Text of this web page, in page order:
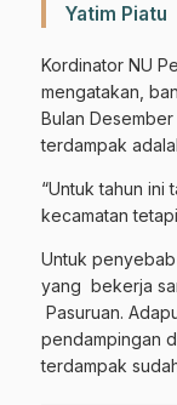
Yatim Piatu
Kordinator NU
mengatakan,
Bulan
terdampak
“Untuk tahun ini
kecamatan
Untuk penyebab
yang bekerja
Pasuruan.
pendampingan
terdampak